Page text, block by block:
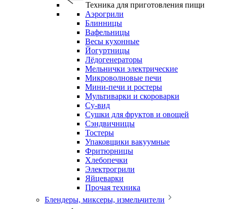
Техника для приготовления пищи
Аэрогрили
Блинницы
Вафельницы
Весы кухонные
Йогуртницы
Лёдогенераторы
Мельнички электрические
Микроволновые печи
Мини-печи и ростеры
Мультиварки и скороварки
Су-вид
Сушки для фруктов и овощей
Сэндвичницы
Тостеры
Упаковщики вакуумные
Фритюрницы
Хлебопечки
Электрогрили
Яйцеварки
Прочая техника
Блендеры, миксеры, измельчители